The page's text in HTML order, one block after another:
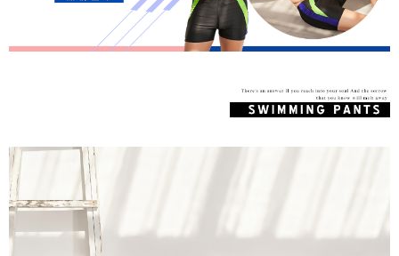
2. 結帳金額須大於NT$30
3. 目前僅支援台灣會員
三、聲明條款
所提供，並由 AFTEE 向您收取款項。因使用本服務所須提供之個人資料(包
含但不限於訂購人姓名、電話，收件人姓名、電話、收件地址)，將交付予
AFTEE 於本服務必要服務範圍內運用。關於 AFTEE 對於個人資料之蒐集、
（https://aftee.tw/privacypolicy/
若款項超過繳費期限，將根據當次的金額加收年利率 16% 的逾期滯納金。
未成年的使用者，請事先徵得法定代理人或監護人之同意方可使用
若您對於個人資料之處理、利用有任何疑問，或欲行使相關法律權利，請聯
每笔NT$80，满NT$799(含以上)免运费
每笔NT$80，满NT$799(含以上)免运费
7-11取貨(快速到店)
每笔NT$90
宅配/離島不配送